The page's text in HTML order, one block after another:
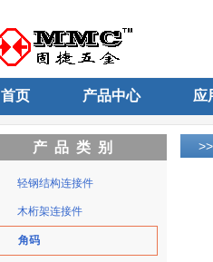
首页 产品中心 应
产品类别
轻钢结构连接件
木桁架连接件
角码